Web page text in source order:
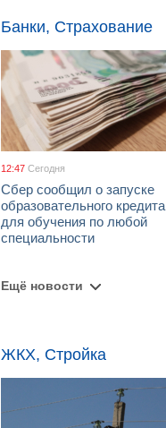
Банки, Страхование
12:47 Сегодня
Сбер сообщил о запуске
образовательного кредита
для обучения по любой
специальности
Ещё новости
ЖКХ, Стройка